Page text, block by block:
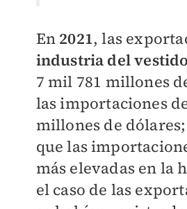
En 2021, las
industria del vestido
7 mil 781 millones
las importaciones
millones de
que las
más elevadas en la
el caso de las